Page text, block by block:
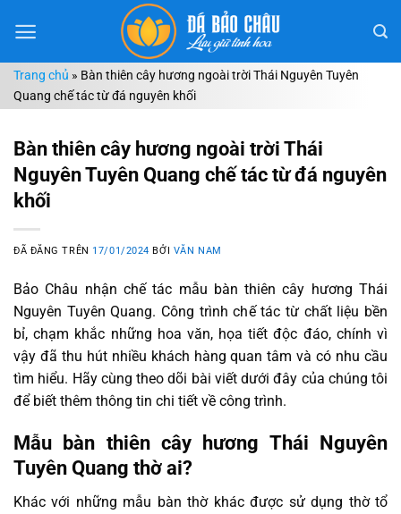
đến
dungTrang chủ » Bàn thiên cây hương ngoài trời Thái Nguyên Tuyên
Quang chế tác từ đá nguyên khối
Bàn thiên cây hương ngoài trời Thái
Nguyên Tuyên Quang chế tác từ đá nguyên
khối
ĐÃ ĐĂNG TRÊN 17/01/2024 BỞI VĂN NAM
Bảo Châu nhận chế tác mẫu bàn thiên cây hương Thái
Nguyên Tuyên Quang. Công trình chế tác từ chất liệu bền
bỉ, chạm khắc những hoa văn, họa tiết độc đáo, chính vì
vậy đã thu hút nhiều khách hàng quan tâm và có nhu cầu
tìm hiểu. Hãy cùng theo dõi bài viết dưới đây của chúng tôi
để biết thêm thông tin chi tiết về công trình.
Mẫu bàn thiên cây hương Thái Nguyên
Tuyên Quang thờ ai?
Khác với những mẫu bàn thờ khác được sử dụng thờ tổ